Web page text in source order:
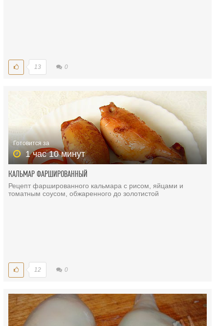
13 0
Готовится за
1 час 10 минут
КАЛЬМАР ФАРШИРОВАННЫЙ
Рецепт фаршированного кальмара с рисом, яйцами и
томатным соусом, обжаренного до золотистой
12 0